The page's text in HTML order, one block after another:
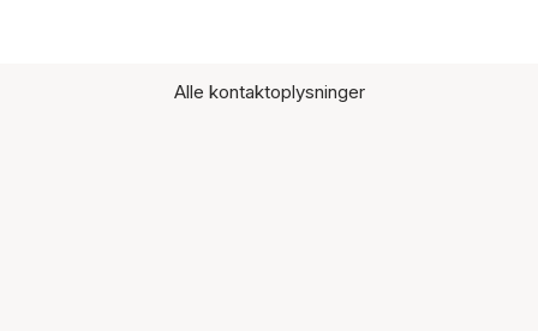
Alle kontaktoplysninger